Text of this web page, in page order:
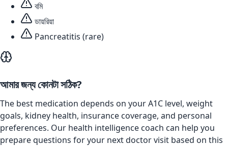
বমি
ডায়রিয়া
Pancreatitis (rare)
আমার জন্য কোনটা সঠিক?
The best medication depends on your A1C level, weight
goals, kidney health, insurance coverage, and personal
preferences. Our health intelligence coach can help you
prepare questions for your next doctor visit based on this